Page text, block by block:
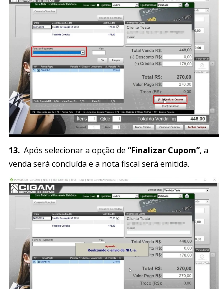
13. Após selecionar a opção de “Finalizar Cupom”, a
venda será concluída e a nota fiscal será emitida.